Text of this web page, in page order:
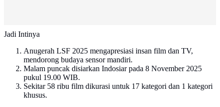
Jadi Intinya
Anugerah LSF 2025 mengapresiasi insan film dan TV,
mendorong budaya sensor mandiri.
Malam puncak disiarkan Indosiar pada 8 November 2025
pukul 19.00 WIB.
Sekitar 58 ribu film dikurasi untuk 17 kategori dan 1 kategori
khusus.